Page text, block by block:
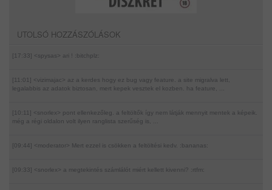
UTOLSÓ HOZZÁSZÓLÁSOK
[17:33] <spysas> ari ! :bitchplz:
[11:01] <vizimajac> az a kerdes hogy ez bug vagy feature. a site migralva lett,
legalabbis az adatok biztosan, mert kepek vesztek el kozben. ha feature, ...
[10:11] <snorlex> pont ellenkezőleg. a feltöltők így nem látják mennyit mentek a képeik.
még a régi oldalon volt ilyen ranglista szerűség is, ...
[09:44] <moderator> Mert ezzel is csökken a feltöltési kedv. :bananas:
[09:33] <snorlex> a megtekintés számlálót miért kellett kivenni? :rtfm: